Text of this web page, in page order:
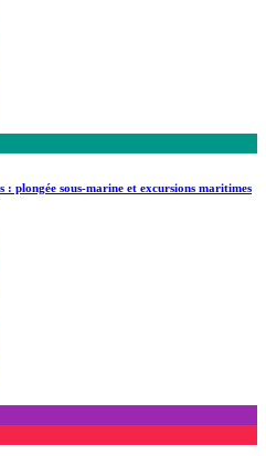
: plongée sous-marine et excursions maritimes